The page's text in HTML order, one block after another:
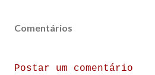
Comentários
Postar um comentário